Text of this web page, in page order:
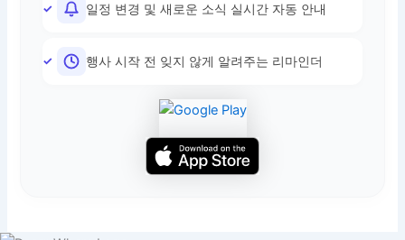
일정 변경 및 새로운 소식 실시간 자동 안내
행사 시작 전 잊지 않게 알려주는 리마인더